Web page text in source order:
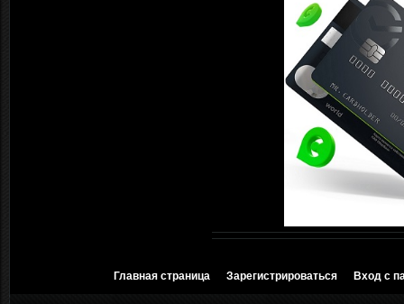
Главная страница Зарегистрироваться Вход с